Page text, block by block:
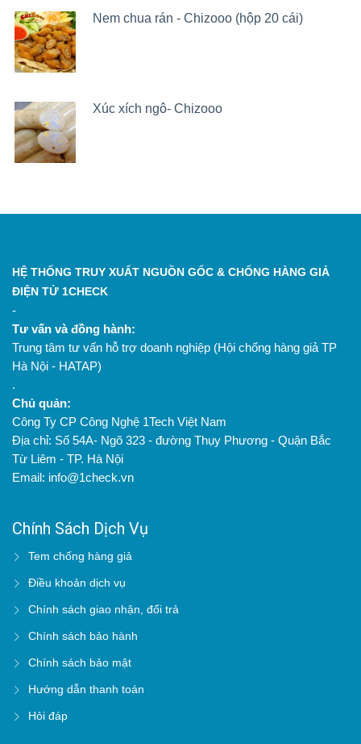
Nem chua rán - Chizooo (hộp 20 cái)
Xúc xích ngô- Chizooo
HỆ THỐNG TRUY XUẤT NGUỒN GỐC & CHỐNG HÀNG GIẢ
ĐIỆN TỬ 1CHECK
-
Tư vấn và đồng hành:
Trung tâm tư vấn hỗ trợ doanh nghiệp (Hội chống hàng giả TP
Hà Nội - HATAP)
.
Chủ quản:
Công Ty CP Công Nghệ 1Tech Việt Nam
Địa chỉ: Số 54A- Ngõ 323 - đường Thụy Phương - Quận Bắc
Từ Liêm - TP. Hà Nội
Email: info@1check.vn
Chính Sách Dịch Vụ
Tem chống hàng giả
Điều khoản dịch vụ
Chính sách giao nhận, đổi trả
Chính sách bảo hành
Chính sách bảo mật
Hướng dẫn thanh toán
Hỏi đáp